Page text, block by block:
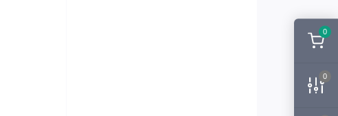
0
0